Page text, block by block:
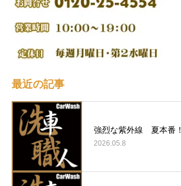
最近の記事
強烈な紫外線 夏本番！
2026.05.8